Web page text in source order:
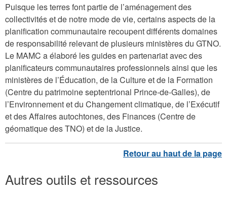
Puisque les terres font partie de l’aménagement des
collectivités et de notre mode de vie, certains aspects de la
planification communautaire recoupent différents domaines
de responsabilité relevant de plusieurs ministères du GTNO.
Le MAMC a élaboré les guides en partenariat avec des
planificateurs communautaires professionnels ainsi que les
ministères de l’Éducation, de la Culture et de la Formation
(Centre du patrimoine septentrional Prince-de-Galles), de
l’Environnement et du Changement climatique, de l’Exécutif
et des Affaires autochtones, des Finances (Centre de
géomatique des TNO) et de la Justice.
Autres outils et ressources